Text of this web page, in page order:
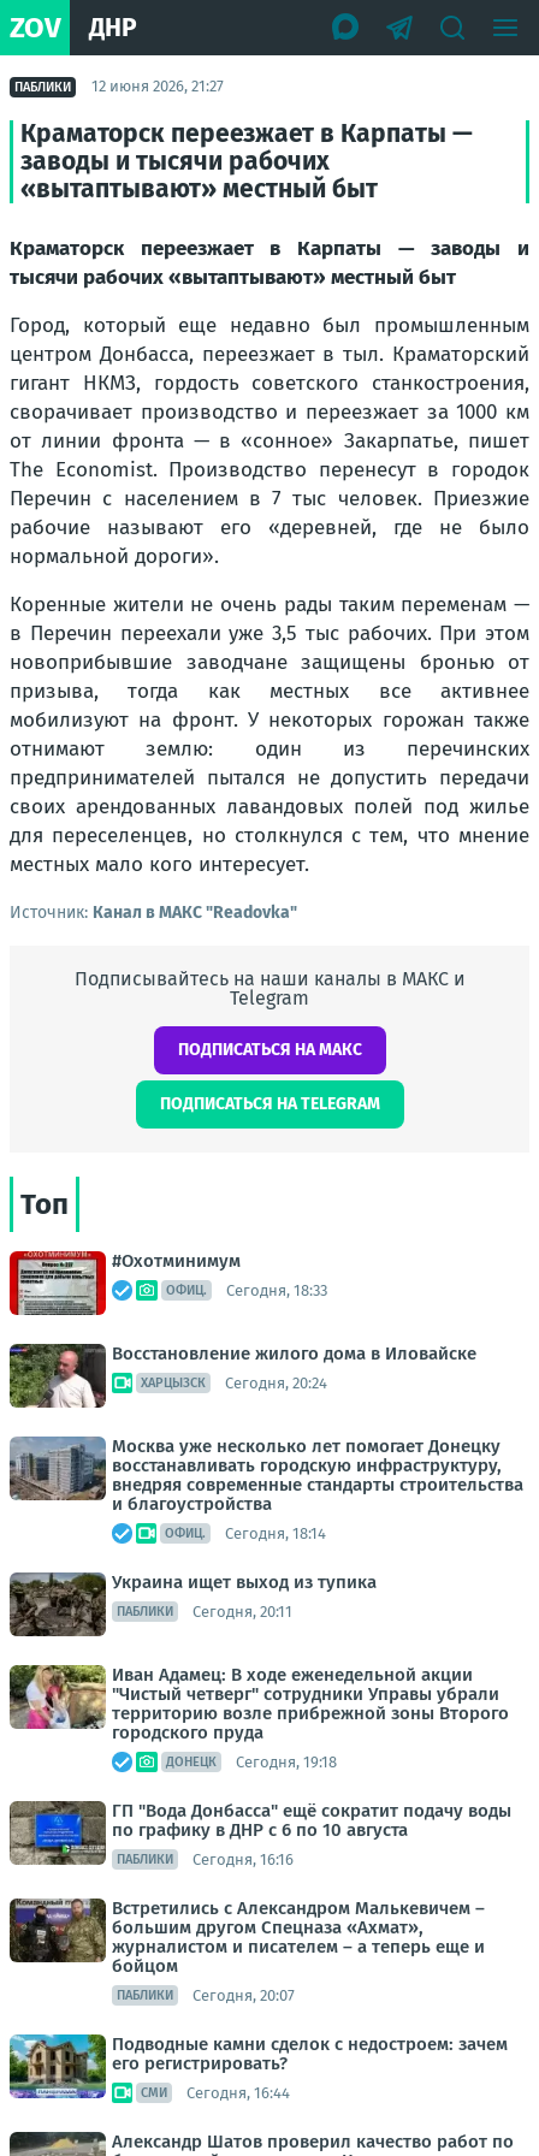
ZOV ДНР
ПАБЛИКИ 12 июня 2026, 21:27
Краматорск переезжает в Карпаты —
заводы и тысячи рабочих
«вытаптывают» местный быт
Краматорск переезжает в Карпаты — заводы и
тысячи рабочих «вытаптывают» местный быт
Город, который еще недавно был промышленным
центром Донбасса, переезжает в тыл. Краматорский
гигант НКМЗ, гордость советского станкостроения,
сворачивает производство и переезжает за 1000 км
от линии фронта — в «сонное» Закарпатье, пишет
The Economist. Производство перенесут в городок
Перечин с населением в 7 тыс человек. Приезжие
рабочие называют его «деревней, где не было
нормальной дороги».
Коренные жители не очень рады таким переменам —
в Перечин переехали уже 3,5 тыс рабочих. При этом
новоприбывшие заводчане защищены бронью от
призыва, тогда как местных все активнее
мобилизуют на фронт. У некоторых горожан также
отнимают землю: один из перечинских
предпринимателей пытался не допустить передачи
своих арендованных лавандовых полей под жилье
для переселенцев, но столкнулся с тем, что мнение
местных мало кого интересует.
Источник: Канал в МАКС "Readovka"
Подписывайтесь на наши каналы в МАКС и
Telegram
ПОДПИСАТЬСЯ НА МАКС
ПОДПИСАТЬСЯ НА TELEGRAM
Топ
#Охотминимум
ОФИЦ. Сегодня, 18:33
Восстановление жилого дома в Иловайске
ХАРЦЫЗСК Сегодня, 20:24
Москва уже несколько лет помогает Донецку
восстанавливать городскую инфраструктуру,
внедряя современные стандарты строительства
и благоустройства
ОФИЦ. Сегодня, 18:14
Украина ищет выход из тупика
ПАБЛИКИ Сегодня, 20:11
Иван Адамец: В ходе еженедельной акции
"Чистый четверг" сотрудники Управы убрали
территорию возле прибрежной зоны Второго
городского пруда
ДОНЕЦК Сегодня, 19:18
ГП "Вода Донбасса" ещё сократит подачу воды
по графику в ДНР с 6 по 10 августа
ПАБЛИКИ Сегодня, 16:16
Встретились с Александром Малькевичем –
большим другом Спецназа «Ахмат»,
журналистом и писателем – а теперь еще и
бойцом
ПАБЛИКИ Сегодня, 20:07
Подводные камни сделок с недостроем: зачем
его регистрировать?
СМИ Сегодня, 16:44
Александр Шатов проверил качество работ по